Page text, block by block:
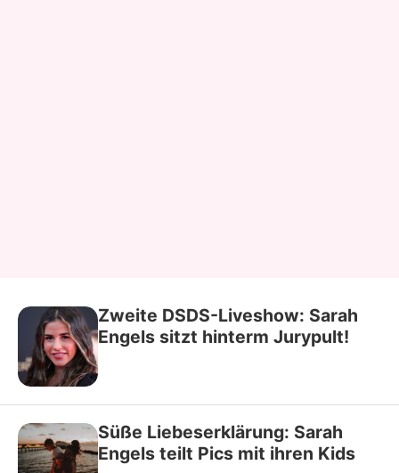
Zweite DSDS-Liveshow: Sarah
Engels sitzt hinterm Jurypult!
Süße Liebeserklärung: Sarah
Engels teilt Pics mit ihren Kids